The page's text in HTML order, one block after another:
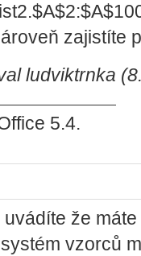
zajistíte
ludviktrnka
5.4.
uvádíte že
vzorců